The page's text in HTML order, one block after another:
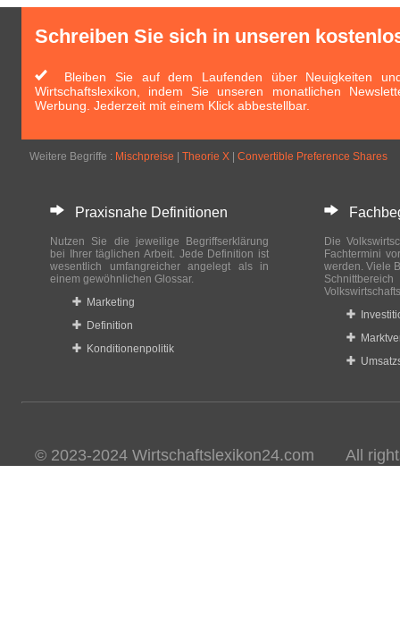
Schreiben Sie sich in unseren
Bleiben Sie auf dem Laufenden über Neuigkeiten
Wirtschaftslexikon, indem Sie unseren monatlichen
Werbung. Jederzeit mit einem Klick abbestellbar.
Weitere Begriffe : Mischpreise Theorie X Convertible Preference Shares
Praxisnahe Definitionen
Nutzen Sie die jeweilige Begriffserklärung
bei Ihrer täglichen Arbeit. Jede Definition ist
wesentlich umfangreicher angelegt als in
einem gewöhnlichen Glossar.
Marketing
Definition
Konditionenpolitik
Die
Fachtermini
werden. Viele
© 2023-2024 Wirtschaftslexikon24.com All